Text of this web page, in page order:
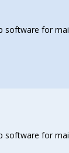
software for
software for